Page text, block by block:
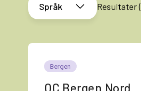
Språk Resultater (
Bergen
OC Bergen Nord